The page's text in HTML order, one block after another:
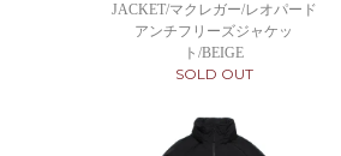
JACKET/マクレガー/レオパード
アンチフリーズジャケッ
ト/BEIGE
SOLD OUT